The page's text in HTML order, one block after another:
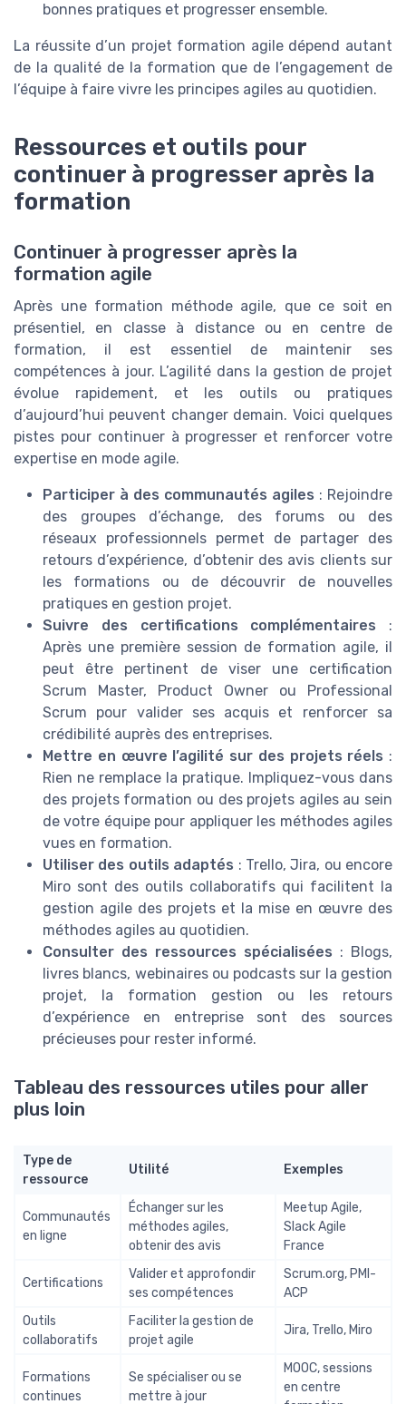
bonnes pratiques et progresser ensemble.
La réussite d’un projet formation agile dépend autant
de la qualité de la formation que de l’engagement de
l’équipe à faire vivre les principes agiles au quotidien.
Ressources et outils pour
continuer à progresser après la
formation
Continuer à progresser après la
formation agile
Après une formation méthode agile, que ce soit en
présentiel, en classe à distance ou en centre de
formation, il est essentiel de maintenir ses
compétences à jour. L’agilité dans la gestion de projet
évolue rapidement, et les outils ou pratiques
d’aujourd’hui peuvent changer demain. Voici quelques
pistes pour continuer à progresser et renforcer votre
expertise en mode agile.
Participer à des communautés agiles : Rejoindre
des groupes d’échange, des forums ou des
réseaux professionnels permet de partager des
retours d’expérience, d’obtenir des avis clients sur
les formations ou de découvrir de nouvelles
pratiques en gestion projet.
Suivre des certifications complémentaires :
Après une première session de formation agile, il
peut être pertinent de viser une certification
Scrum Master, Product Owner ou Professional
Scrum pour valider ses acquis et renforcer sa
crédibilité auprès des entreprises.
Mettre en œuvre l’agilité sur des projets réels :
Rien ne remplace la pratique. Impliquez-vous dans
des projets formation ou des projets agiles au sein
de votre équipe pour appliquer les méthodes agiles
vues en formation.
Utiliser des outils adaptés : Trello, Jira, ou encore
Miro sont des outils collaboratifs qui facilitent la
gestion agile des projets et la mise en œuvre des
méthodes agiles au quotidien.
Consulter des ressources spécialisées : Blogs,
livres blancs, webinaires ou podcasts sur la gestion
projet, la formation gestion ou les retours
d’expérience en entreprise sont des sources
précieuses pour rester informé.
Tableau des ressources utiles pour aller
plus loin
Type de
ressource
Utilité Exemples
Communautés
en ligne
Échanger sur les
méthodes agiles,
obtenir des avis
Meetup Agile,
Slack Agile
France
Certifications
Valider et approfondir
ses compétences
Scrum.org, PMI-
ACP
Outils
collaboratifs
Faciliter la gestion de
projet agile
Jira, Trello, Miro
Formations
continues
Se spécialiser ou se
mettre à jour
MOOC, sessions
en centre